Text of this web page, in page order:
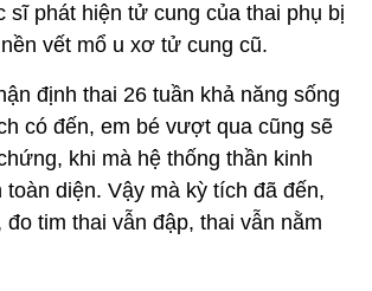
sĩ phát hiện tử cung của thai phụ bị
vết mổ u xơ tử cung cũ.
định thai 26 tuần khả năng sống
có đến, em bé vượt qua cũng sẽ
khi mà hệ thống thần kinh
diện. Vậy mà kỳ tích đã đến,
đo tim thai vẫn đập, thai vẫn nằm